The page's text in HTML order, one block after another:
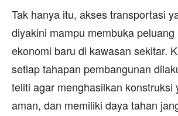
Tak hanya itu, akses transportasi
diyakini mampu membuka
ekonomi baru di kawasan sekitar.
setiap tahapan pembangunan
teliti agar menghasilkan konstruksi
aman, dan memiliki daya tahan